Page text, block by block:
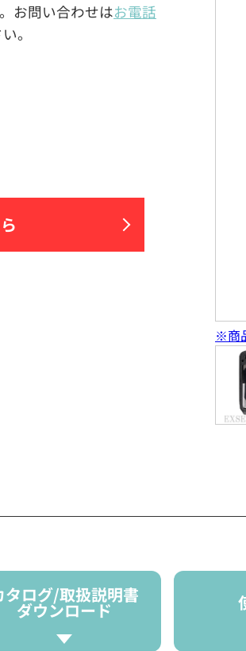
お問い合わせはお電話
。
※商
タログ/取扱説明書
ダウンロード